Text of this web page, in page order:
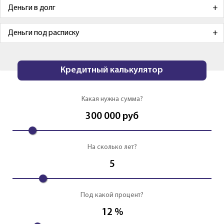
Деньги в долг
Деньги под расписку
Кредитный калькулятор
Какая нужна сумма?
300 000 руб
На сколько лет?
5
Под какой процент?
12 %